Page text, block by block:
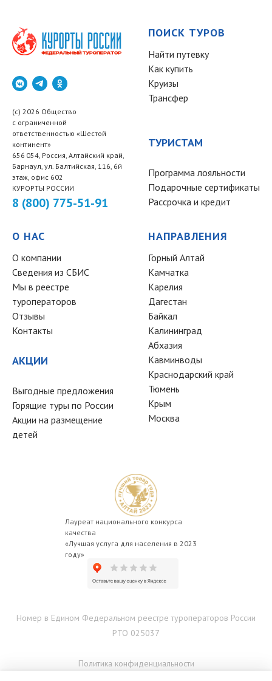
(c) 2026 Общество
с ограниченной
ответственностью «Шестой
континент»
656 054, Россия, Алтайский край,
Барнаул, ул. Балтийская, 116, 6й
этаж, офис 602
КУРОРТЫ РОССИИ
8 (800) 775-51-91
ПОИСК ТУРОВ
Найти путевку
Как купить
Круизы
Трансфер
ТУРИСТАМ
Программа лояльности
Подарочные сертификаты
Рассрочка и кредит
О НАС
О компании
Сведения из СБИС
Мы в реестре
туроператоров
Отзывы
Контакты
АКЦИИ
Выгодные предложения
Горящие туры по России
Акции на размещение
детей
НАПРАВЛЕНИЯ
Горный Алтай
Камчатка
Карелия
Дагестан
Байкал
Калининград
Абхазия
Кавминводы
Краснодарский край
Тюмень
Крым
Москва
Лауреат национального конкурса
качества
«Лучшая услуга для населения в 2023
году»
Номер в Едином Федеральном реестре туроператоров России
РТО 025037
Политика конфиденциальности